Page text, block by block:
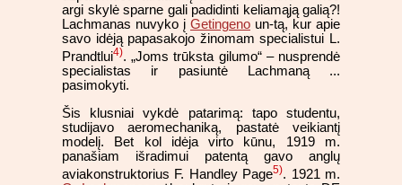
argi skylė sparne gali padidinti keliamąją galią?!
Lachmanas nuvyko į Getingeno un-tą, kur apie
savo idėją papasakojo žinomam specialistui L.
Prandtlui4). „Joms trūksta gilumo“ – nusprendė
specialistas ir pasiuntė Lachmaną ...
pasimokyti.
Šis klusniai vykdė patarimą: tapo studentu,
studijavo aeromechaniką, pastatė veikiantį
modelį. Bet kol idėja virto kūnu, 1919 m.
panašiam išradimui patentą gavo anglų
aviakonstruktorius F. Handley Page5). 1921 m.